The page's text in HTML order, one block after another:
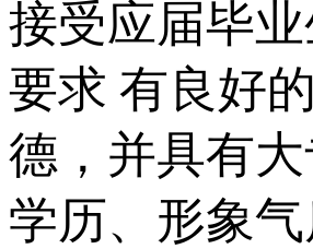
接受应届毕
要求 有良好
德，并具有
学历、形象气